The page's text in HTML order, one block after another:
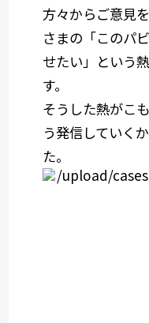
方々からご意見
さまの「このパ
せたい」という
す。
そうした熱がこ
う発信していく
た。